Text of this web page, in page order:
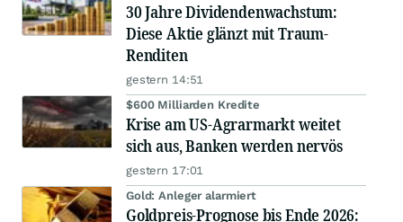
30 Jahre Dividendenwachstum:
Diese Aktie glänzt mit Traum-
Renditen
gestern 14:51
$600 Milliarden Kredite
Krise am US-Agrarmarkt weitet
sich aus, Banken werden nervös
gestern 17:01
Gold: Anleger alarmiert
Goldpreis-Prognose bis Ende 2026: